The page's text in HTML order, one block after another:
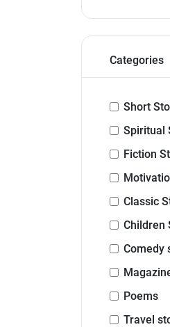
Categories
Short
Spiritual
Fiction
Classic
Children
Comedy
Poems
Travel